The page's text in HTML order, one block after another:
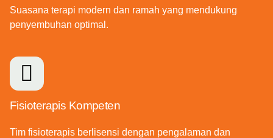
Suasana terapi modern dan ramah yang mendukung
penyembuhan optimal.
Fisioterapis Kompeten
Tim fisioterapis berlisensi dengan pengalaman dan